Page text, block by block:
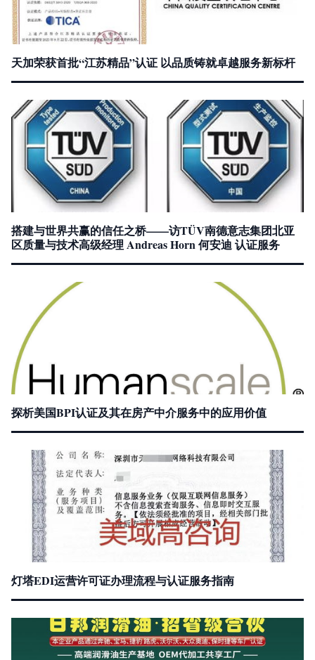
天加荣获首批“江苏精品”认证 以品质铸就卓越服务新标杆
搭建与世界共赢的信任之桥——访TÜV南德意志集团北亚
区质量与技术高级经理 Andreas Horn 何安迪 认证服务
探析美国BPI认证及其在房产中介服务中的应用价值
灯塔EDI运营许可证办理流程与认证服务指南